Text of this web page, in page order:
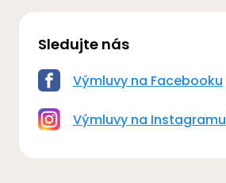
Sledujte nás
Výmluvy na Facebooku
Výmluvy na Instagramu